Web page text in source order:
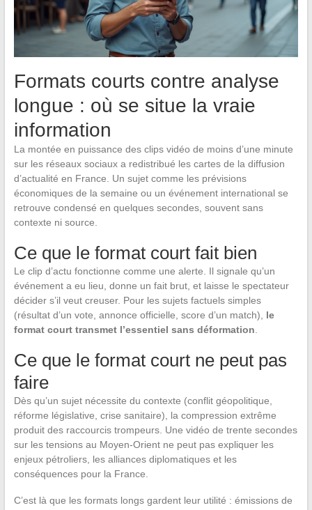
Formats courts contre analyse
longue : où se situe la vraie
information
La montée en puissance des clips vidéo de moins d’une minute
sur les réseaux sociaux a redistribué les cartes de la diffusion
d’actualité en France. Un sujet comme les prévisions
économiques de la semaine ou un événement international se
retrouve condensé en quelques secondes, souvent sans
contexte ni source.
Ce que le format court fait bien
Le clip d’actu fonctionne comme une alerte. Il signale qu’un
événement a eu lieu, donne un fait brut, et laisse le spectateur
décider s’il veut creuser. Pour les sujets factuels simples
(résultat d’un vote, annonce officielle, score d’un match), le
format court transmet l’essentiel sans déformation
Ce que le format court ne peut pas
faire
Dès qu’un sujet nécessite du contexte (conflit géopolitique,
réforme législative, crise sanitaire), la compression extrême
produit des raccourcis trompeurs. Une vidéo de trente secondes
sur les tensions au Moyen-Orient ne peut pas expliquer les
enjeux pétroliers, les alliances diplomatiques et les
conséquences pour la France.
C’est là que les formats longs gardent leur utilité : émissions de